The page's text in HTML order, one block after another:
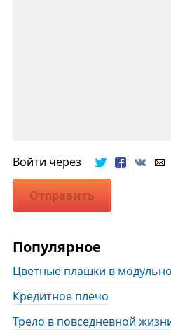
Войти через
Отправить
Популярное
Цветные плашки в
Кредитное плечо
Трело в повседневной